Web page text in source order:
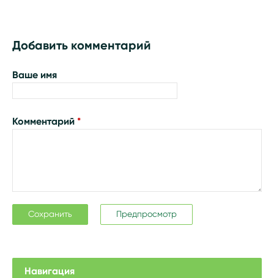
Добавить комментарий
Ваше имя
Комментарий*
Навигация